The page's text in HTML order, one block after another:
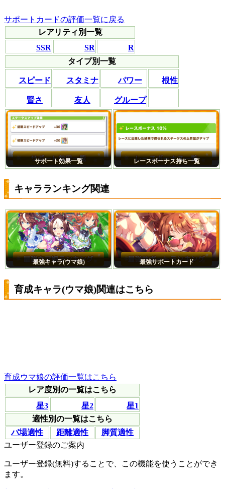
サポートカードの評価一覧に戻る
レアリティ別一覧
SSR
SR
R
タイプ別一覧
スピード スタミナ パワー 根性
賢さ 友人 グループ
サポート効果一覧 レースボーナス持ち一覧
キャラランキング関連
最強キャラ(ウマ娘) 最強サポートカード
育成キャラ(ウマ娘)関連はこちら
育成ウマ娘の評価一覧はこちら
レア度別の一覧はこちら
星3
星2
星1
適性別の一覧はこちら
バ場適性
距離適性
脚質適性
ユーザー登録のご案内
ユーザー登録(無料)することで、この機能を使うことができ
ます。